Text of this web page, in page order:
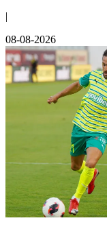
|
08-08-2026